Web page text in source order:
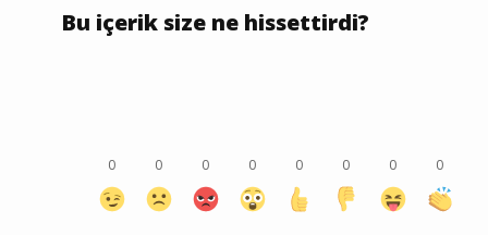
Bu içerik size ne hissettirdi?
0 0 0 0 0 0 0 0